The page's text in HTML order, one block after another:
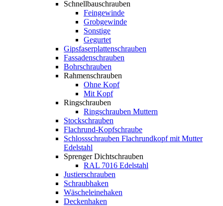
Schnellbauschrauben
Feingewinde
Grobgewinde
Sonstige
Gegurtet
Gipsfaserplattenschrauben
Fassadenschrauben
Bohrschrauben
Rahmenschrauben
Ohne Kopf
Mit Kopf
Ringschrauben
Ringschrauben Muttern
Stockschrauben
Flachrund-Kopfschraube
Schlossschrauben Flachrundkopf mit Mutter
Edelstahl
Sprenger Dichtschrauben
RAL 7016 Edelstahl
Justierschrauben
Schraubhaken
Wäscheleinehaken
Deckenhaken